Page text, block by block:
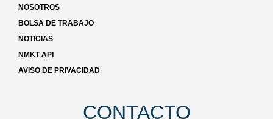
NOSOTROS
BOLSA DE TRABAJO
NOTICIAS
NMKT API
AVISO DE PRIVACIDAD
CONTACTO